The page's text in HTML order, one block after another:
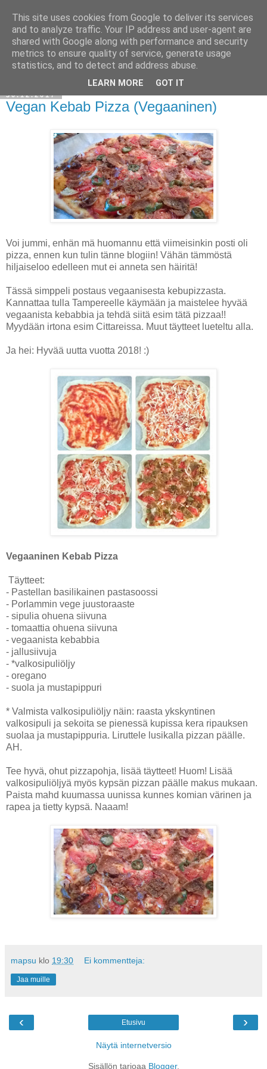
30.12.2017
Vegan Kebab Pizza (Vegaaninen)
Voi jummi, enhän mä huomannu että viimeisinkin posti oli
pizza, ennen kun tulin tänne blogiin! Vähän tämmöstä
hiljaiseloo edelleen mut ei anneta sen häiritä!
Tässä simppeli postaus vegaanisesta kebupizzasta.
Kannattaa tulla Tampereelle käymään ja maistelee hyvää
vegaanista kebabbia ja tehdä siitä esim tätä pizzaa!!
Myydään irtona esim Cittareissa. Muut täytteet lueteltu alla.
Ja hei: Hyvää uutta vuotta 2018! :)
Vegaaninen Kebab Pizza
Täytteet:
- Pastellan basilikainen pastasoossi
- Porlammin vege juustoraaste
- sipulia ohuena siivuna
- tomaattia ohuena siivuna
- vegaanista kebabbia
- jallusiivuja
- *valkosipuliöljy
- oregano
- suola ja mustapippuri
* Valmista valkosipuliöljy näin: raasta ykskyntinen
valkosipuli ja sekoita se pienessä kupissa kera ripauksen
suolaa ja mustapippuria. Liruttele lusikalla pizzan päälle.
AH.
Tee hyvä, ohut pizzapohja, lisää täytteet! Huom! Lisää
valkosipuliöljyä myös kypsän pizzan päälle makus mukaan.
Paista mahd kuumassa uunissa kunnes komian värinen ja
rapea ja tietty kypsä. Naaam!
mapsu klo 19:30 Ei kommentteja:
Jaa muille
‹ ›
Etusivu
Näytä internetversio
Sisällön tarjoaa Blogger.
This site uses cookies from Google to deliver its services
and to analyze traffic. Your IP address and user-agent are
shared with Google along with performance and security
metrics to ensure quality of service, generate usage
statistics, and to detect and address abuse.
LEARN MORE GOT IT